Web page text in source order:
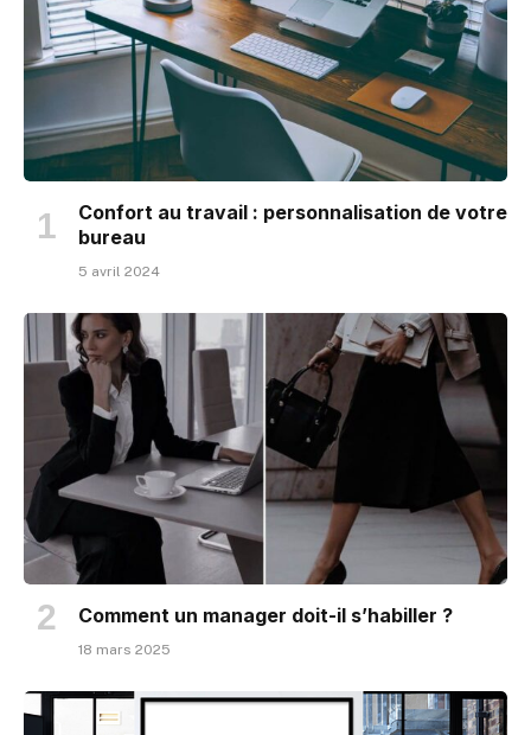
Confort au travail : personnalisation de votre
bureau
5 avril 2024
Comment un manager doit-il s’habiller ?
18 mars 2025